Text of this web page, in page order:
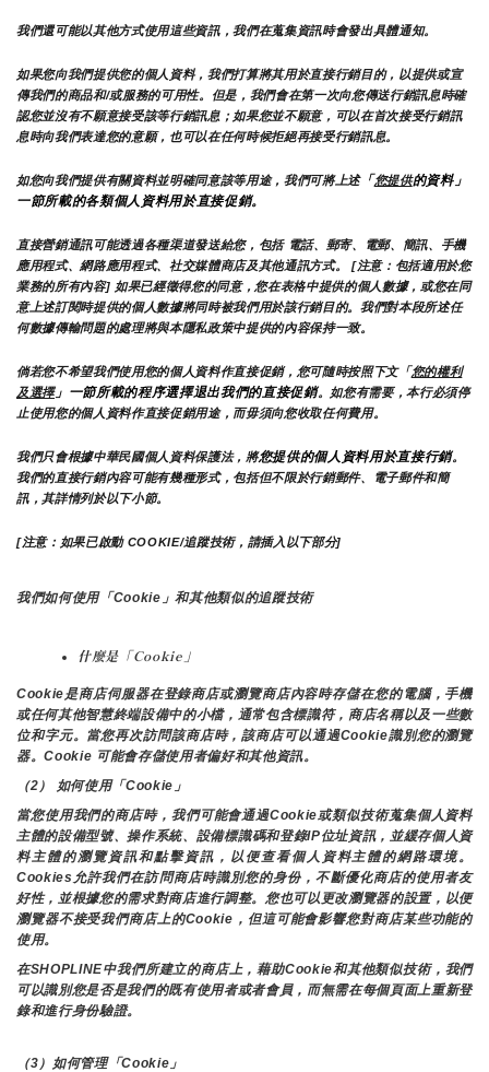
我們還可能以其他方式使用這些資訊，我們在蒐集資訊時會發出具體通知。
如果您向我們提供您的個人資料，我們打算將其用於直接行銷目的，以提供或宣
傳我們的商品和/或服務的可用性。但是，我們會在第一次向您傳送行銷訊息時確
認您並沒有不願意接受該等行銷訊息；如果您並不願意，可以在首次接受行銷訊
息時向我們表達您的意願，也可以在任何時候拒絕再接受行銷訊息。
如您向我們提供有關資料並明確同意該等用途，我們可將上述「 您提供的資料」
一節所載的各類個人資料用於直接促銷。
直接營銷通訊可能透過各種渠道發送給您，包括 電話、郵寄、電郵、簡訊、手機
應用程式、網路應用程式、社交媒體商店及其他通訊方式。 [注意：包括適用於您
業務的所有內容] 如果已經徵得您的同意，您在表格中提供的個人數據，或您在同
意上述訂閱時提供的個人數據將同時被我們用於該行銷目的。我們對本段所述任
何數據傳輸問題的處理將與本隱私政策中提供的內容保持一致。
倘若您不希望我們使用您的個人資料作直接促銷，您可隨時按照下文「您的權利
及選擇」一節所載的程序選擇退出我們的直接促銷。如您有需要，本行必須停
止使用您的個人資料作直接促銷用途，而毋須向您收取任何費用。
我們只會根據中華民國個人資料保護法，將您提供的個人資料用於直接行銷。
我們的直接行銷內容可能有幾種形式，包括但不限於行銷郵件、電子郵件和簡
訊，其詳情列於以下小節。
[注意：如果已啟動 COOKIE/追蹤技術，請插入以下部分]
我們如何使用「Cookie」和其他類似的追蹤技術
什麼是「Cookie」
Cookie是商店伺服器在登錄商店或瀏覽商店內容時存儲在您的電腦，手機
或任何其他智慧終端設備中的小檔，通常包含標識符，商店名稱以及一些數
位和字元。當您再次訪問該商店時，該商店可以通過Cookie識別您的瀏覽
器。Cookie 可能會存儲使用者偏好和其他資訊。
（2） 如何使用「Cookie」
當您使用我們的商店時，我們可能會通過Cookie或類似技術蒐集個人資料
主體的設備型號、操作系統、設備標識碼和登錄IP位址資訊，並緩存個人資
料主體的瀏覽資訊和點擊資訊，以便查看個人資料主體的網路環境。
Cookies允許我們在訪問商店時識別您的身份，不斷優化商店的使用者友
好性，並根據您的需求對商店進行調整。您也可以更改瀏覽器的設置，以便
瀏覽器不接受我們商店上的Cookie，但這可能會影響您對商店某些功能的
使用。
在SHOPLINE中我們所建立的商店上，藉助Cookie和其他類似技術，我們
可以識別您是否是我們的既有使用者或者會員，而無需在每個頁面上重新登
錄和進行身份驗證。
（3）如何管理「Cookie」